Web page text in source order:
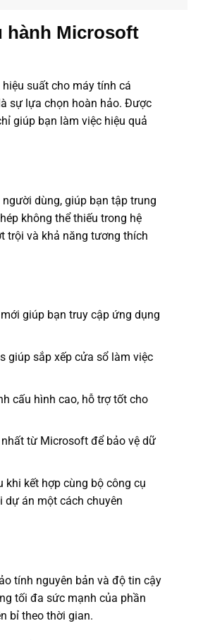
hành Microsoft
suất cho máy tính cá
sự lựa chọn hoàn hảo. Được
giúp bạn làm việc hiệu quả
dùng, giúp bạn tập trung
không thể thiếu trong hệ
trội và khả năng tương thích
giúp bạn truy cập ứng dụng
giúp sắp xếp cửa sổ làm việc
cấu hình cao, hỗ trợ tốt cho
từ Microsoft để bảo vệ dữ
kết hợp cùng bộ công cụ
dự án một cách chuyên
tính nguyên bản và độ tin cậy
tối đa sức mạnh của phần
bỉ theo thời gian.